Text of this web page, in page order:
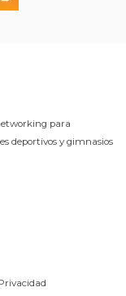
para
deportivos y gimnasios